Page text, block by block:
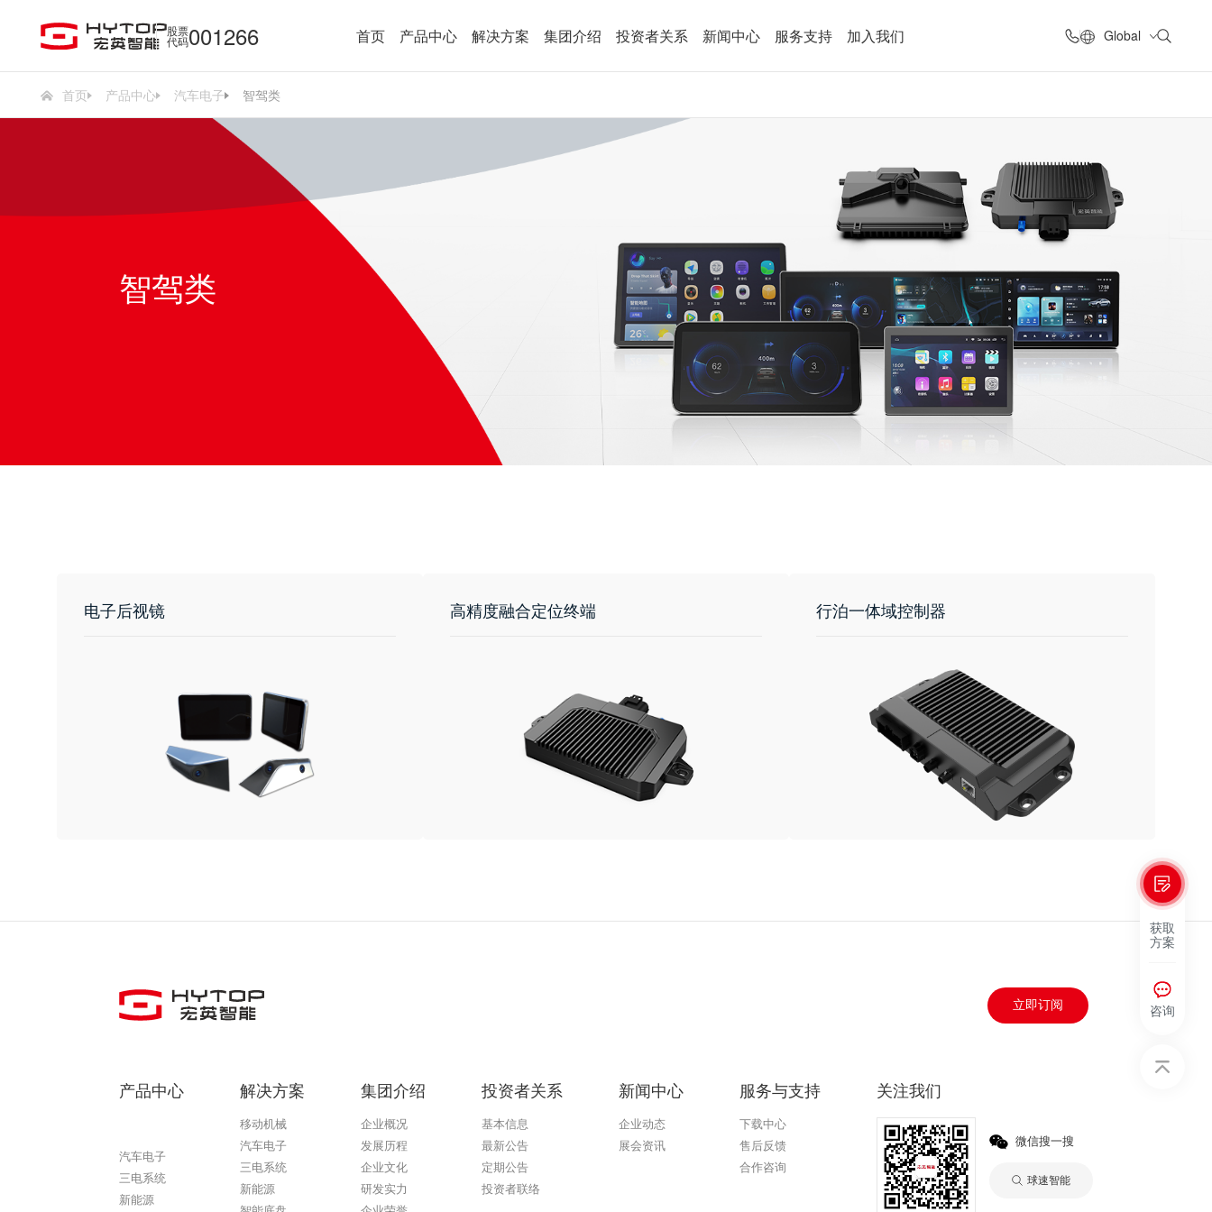
股票
代码001266 首页 产品中心 解决方案 集团介绍 投资者关系 新闻中心 服务支持 加入我们 Global
首页 产品中心 汽车电子 智驾类
智驾类
电子后视镜 高精度融合定位终端 行泊一体域控制器
获取
方案
咨询
立即订阅
产品中心
汽车电子
三电系统
新能源
解决方案
移动机械
汽车电子
三电系统
新能源
集团介绍
企业概况
发展历程
企业文化
研发实力
投资者关系
基本信息
最新公告
定期公告
投资者联络
新闻中心
企业动态
展会资讯
服务与支持
下载中心
售后反馈
合作咨询
关注我们
微信搜一搜
球速智能